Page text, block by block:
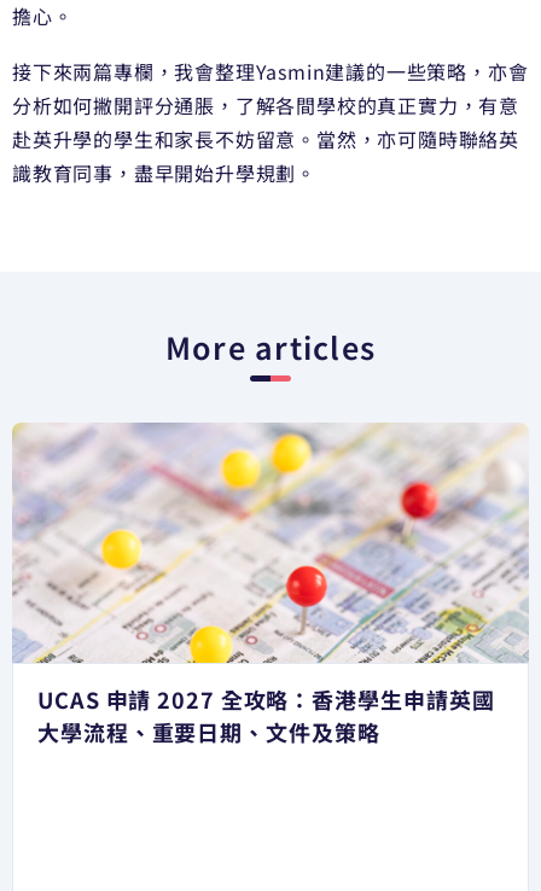
擔心。
接下來兩篇專欄，我會整理Yasmin建議的一些策略，亦會
分析如何撇開評分通脹，了解各間學校的真正實力，有意
赴英升學的學生和家長不妨留意。當然，亦可隨時聯絡英
識教育同事，盡早開始升學規劃。
More articles
UCAS 申請 2027 全攻略：香港學生申請英國
大學流程、重要日期、文件及策略